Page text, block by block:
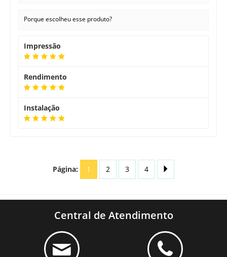
Porque escolheu esse produto?
Impressão
Rendimento
Instalação
Página: 1 2 3 4
Central de Atendimento